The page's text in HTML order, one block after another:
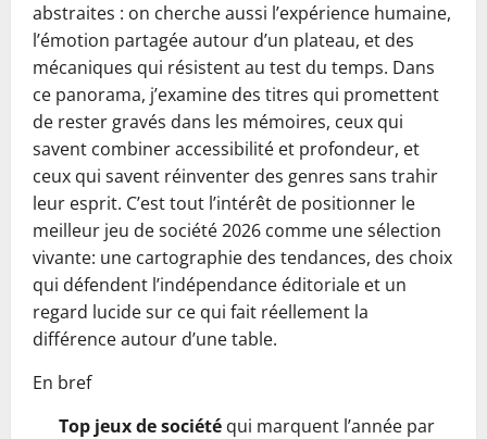
abstraites : on cherche aussi l’expérience humaine,
l’émotion partagée autour d’un plateau, et des
mécaniques qui résistent au test du temps. Dans
ce panorama, j’examine des titres qui promettent
de rester gravés dans les mémoires, ceux qui
savent combiner accessibilité et profondeur, et
ceux qui savent réinventer des genres sans trahir
leur esprit. C’est tout l’intérêt de positionner le
meilleur jeu de société 2026 comme une sélection
vivante: une cartographie des tendances, des choix
qui défendent l’indépendance éditoriale et un
regard lucide sur ce qui fait réellement la
différence autour d’une table.
En bref
Top jeux de société qui marquent l’année par